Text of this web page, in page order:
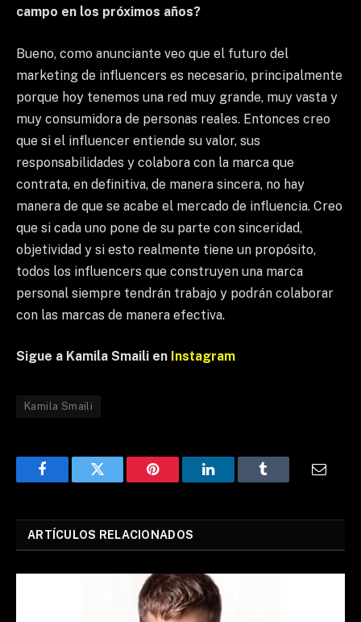
campo en los próximos años?
Bueno, como anunciante veo que el futuro del
marketing de influencers es necesario, principalmente
porque hoy tenemos una red muy grande, muy vasta y
muy consumidora de personas reales. Entonces creo
que si el influencer entiende su valor, sus
responsabilidades y colabora con la marca que
contrata, en definitiva, de manera sincera, no hay
manera de que se acabe el mercado de influencia. Creo
que si cada uno pone de su parte con sinceridad,
objetividad y si esto realmente tiene un propósito,
todos los influencers que construyen una marca
personal siempre tendrán trabajo y podrán colaborar
con las marcas de manera efectiva.
Sigue a Kamila Smaili en Instagram
Kamila Smaili
FacebookTwitter Pinterest LinkedInTumblr
ARTÍCULOS RELACIONADOS